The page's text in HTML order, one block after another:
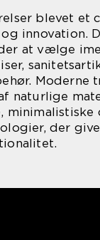
blevet et
innovation.
at vælge
Moderne
naturlige
minimalistiske
der